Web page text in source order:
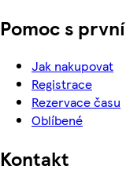
Pomoc s
Jak nakupovat
Registrace
Rezervace času
Oblíbené
Kontakt